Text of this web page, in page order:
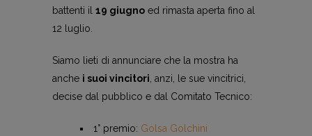
battenti il 19 giugnoed rimasta aperta fino al
12 luglio.
Siamo lieti di annunciare che la mostra ha
anche i suoi vincitori , anzi, le sue vincitrici,
decise dal pubblico e dal Comitato Tecnico:
1° premio: Golsa Golchini